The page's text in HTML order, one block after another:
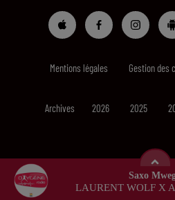
Saxo
LAURENT WOLF X
Mentions légales Gestion des
Archives 2026 2025